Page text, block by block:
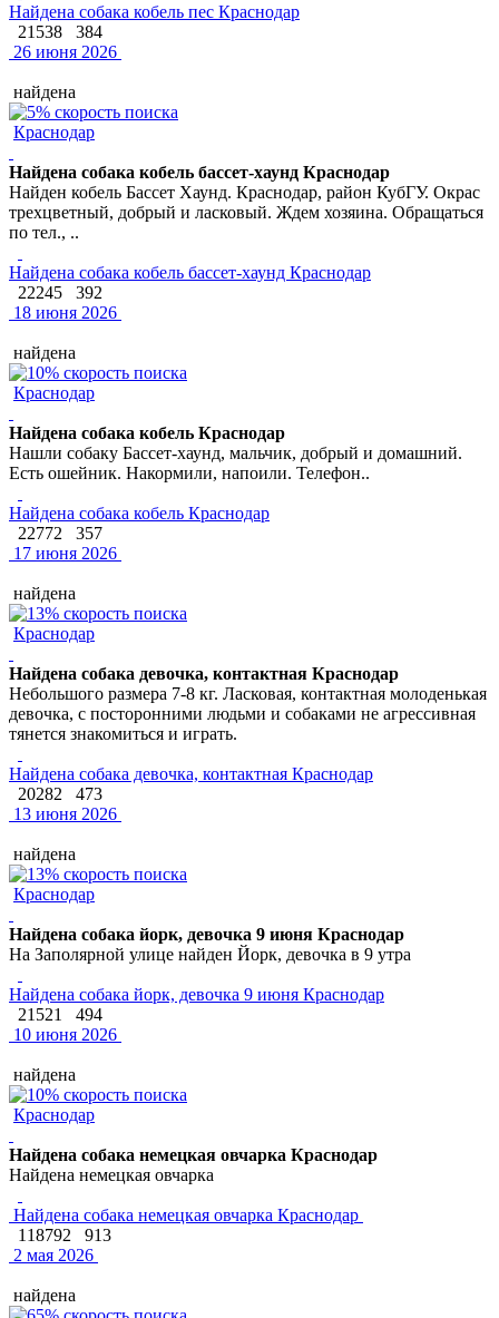
Найдена собака кобель пес Краснодар
21538
384
26 июня 2026
найдена
Краснодар
Найдена собака кобель бассет-хаунд Краснодар
Найден кобель Бассет Хаунд. Краснодар, район КубГУ. Окрас
трехцветный, добрый и ласковый. Ждем хозяина. Обращаться
по тел., ..
Найдена собака кобель бассет-хаунд Краснодар
22245
392
18 июня 2026
найдена
Краснодар
Найдена собака кобель Краснодар
Нашли собаку Бассет-хаунд, мальчик, добрый и домашний.
Есть ошейник. Накормили, напоили. Телефон..
Найдена собака кобель Краснодар
22772
357
17 июня 2026
найдена
Краснодар
Найдена собака девочка, контактная Краснодар
Небольшого размера 7-8 кг. Ласковая, контактная молоденькая
девочка, с посторонними людьми и собаками не агрессивная
тянется знакомиться и играть.
Найдена собака девочка, контактная Краснодар
20282
473
13 июня 2026
найдена
Краснодар
Найдена собака йорк, девочка 9 июня Краснодар
На Заполярной улице найден Йорк, девочка в 9 утра
Найдена собака йорк, девочка 9 июня Краснодар
21521
494
10 июня 2026
найдена
Краснодар
Найдена собака немецкая овчарка Краснодар
Найдена немецкая овчарка
Найдена собака немецкая овчарка Краснодар
118792
913
2 мая 2026
найдена